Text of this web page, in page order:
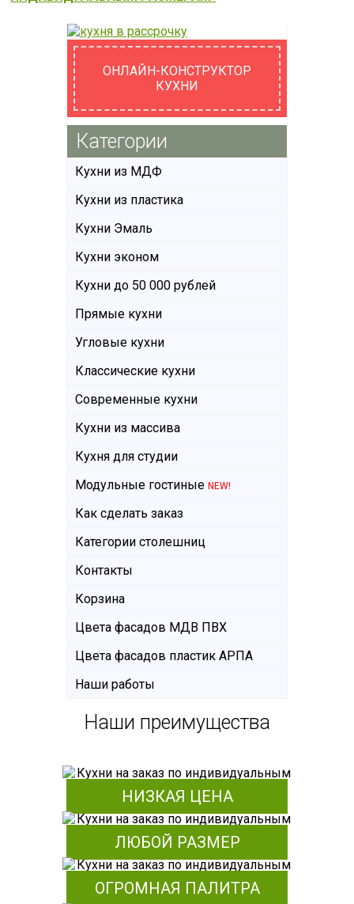
ОНЛАЙН-КОНСТРУКТОР
КУХНИ
Категории
Кухни из МДФ
Кухни из пластика
Кухни Эмаль
Кухни эконом
Кухни до 50 000 рублей
Прямые кухни
Угловые кухни
Классические кухни
Современные кухни
Кухни из массива
Кухня для студии
Модульные гостиные NEW!
Как сделать заказ
Категории столешниц
Контакты
Корзина
Цвета фасадов МДВ ПВХ
Цвета фасадов пластик АРПА
Наши работы
Наши преимущества
НИЗКАЯ ЦЕНА
ЛЮБОЙ РАЗМЕР
ОГРОМНАЯ ПАЛИТРА